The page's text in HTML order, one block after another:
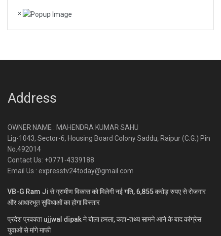
×
Address
OWNER NAME : MAHENDRA KUMAR SAHU
Lig-1043, Sector-6, Housing Board Colony Saddu, Raipur (C.G.) Pin
No.492014
Contact Us: +0771-4339188
Email Us : expresstv24today@gmail.com
VB-G Ram Ji से ग्रामीण विकास को मिलेगी नई गति, 6,855 करोड़ रुपए से रोजगार
और आधारभूत सुविधाओं का होगा विस्तार
प्रदेश प्रवक्ता ujjwal dipak ने बोला हमला, कहा-तथ्य सामने आने के बाद कांग्रेस
युवाओं से मांगे माफी